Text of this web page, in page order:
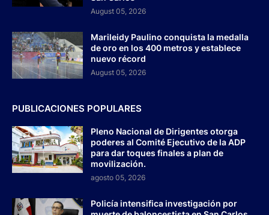
August 05, 2026
Marileidy Paulino conquista la medalla
de oro en los 400 metros y establece
nuevo récord
August 05, 2026
PUBLICACIONES POPULARES
Pleno Nacional de Dirigentes otorga
poderes al Comité Ejecutivo de la ADP
para dar toques finales a plan de
movilización.
agosto 05, 2026
Policía intensifica investigación por